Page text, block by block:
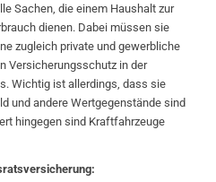
Sachen, die einem Haushalt zur
dienen. Dabei müssen sie
zugleich private und gewerbliche
Versicherungsschutz in der
Wichtig ist allerdings, dass sie
und andere Wertgegenstände sind
hingegen sind Kraftfahrzeuge